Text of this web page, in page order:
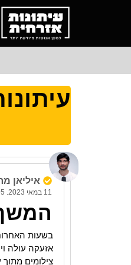
איליאן
11 במאי 2023. 21:05
המשך
בשעות
אזעקה עולה
צילומים